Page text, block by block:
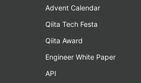
Advent Calendar
Qiita Tech Festa
Qiita Award
Engineer White Paper
API